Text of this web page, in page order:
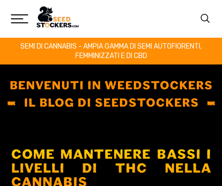
SEMI DI CANNABIS - AMPIA GAMMA DI SEMI AUTOFIORENTI,
FEMMINIZZATI E DI CBD
BENVENUTI IN WEEDSTOCKERS
IL BLOG DI SEEDSTOCKERS
COME MANTENERE BASSI I
LIVELLI DI THC NELLA